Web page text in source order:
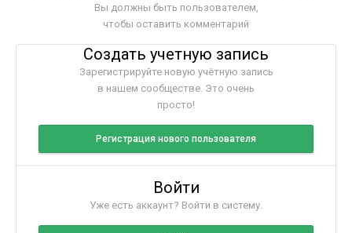
Вы должны быть пользователем,
чтобы оставить комментарий
Создать учетную запись
Зарегистрируйте новую учётную запись
в нашем сообществе. Это очень
просто!
Регистрация нового пользователя
Войти
Уже есть аккаунт? Войти в систему.